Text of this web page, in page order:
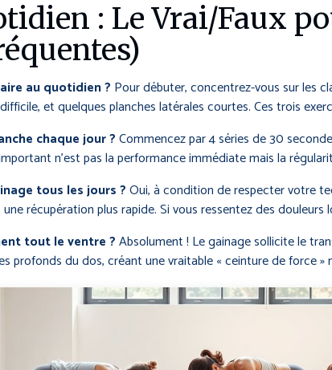
: Le Vrai/Faux
au quotidien ? Pour débuter, concentrez-vous sur les
et quelques planches latérales courtes. Ces trois
chaque jour ?Commencez par 4 séries de 30
n’est pas la performance immédiate mais la
tous les jours ?Oui, à condition de respecter votre
récupération plus rapide. Si vous ressentez des
tout le ventre ?Absolument ! Le gainage sollicite le
profonds du dos, créant une vraitable « ceinture de force »